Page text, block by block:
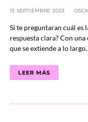
15 SEPTIEMBRE 2023
Si te preguntaran cuál es
respuesta clara? Con
que se extiende a lo
LEER MÁS